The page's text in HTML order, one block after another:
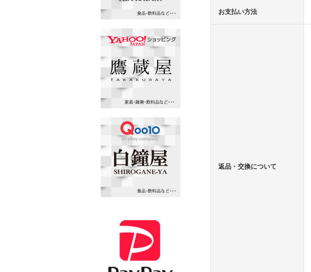
お支払い方法
返品・交換について